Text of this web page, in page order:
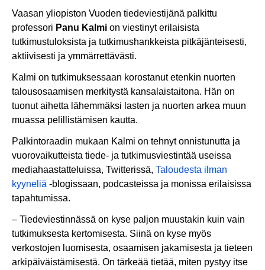
Vaasan yliopiston Vuoden tiedeviestijänä palkittu
professori Panu Kalmi on viestinyt erilaisista
tutkimustuloksista ja tutkimushankkeista pitkäjänteisesti,
aktiivisesti ja ymmärrettävästi.
Kalmi on tutkimuksessaan korostanut etenkin nuorten
talousosaamisen merkitystä kansalaistaitona. Hän on
tuonut aihetta lähemmäksi lasten ja nuorten arkea muun
muassa pelillistämisen kautta.
Palkintoraadin mukaan Kalmi on tehnyt onnistunutta ja
vuorovaikutteista tiede- ja tutkimusviestintää useissa
mediahaastatteluissa, Twitterissä, Taloudesta ilman
kyyneliä -blogissaan, podcasteissa ja monissa erilaisissa
tapahtumissa.
– Tiedeviestinnässä on kyse paljon muustakin kuin vain
tutkimuksesta kertomisesta. Siinä on kyse myös
verkostojen luomisesta, osaamisen jakamisesta ja tieteen
arkipäiväistämisestä. On tärkeää tietää, miten pystyy itse